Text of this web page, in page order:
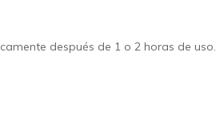
después de 1 o 2 horas de uso.